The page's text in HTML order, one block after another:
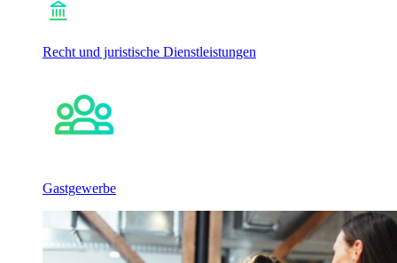
Recht und juristische Dienstleistungen
Gastgewerbe